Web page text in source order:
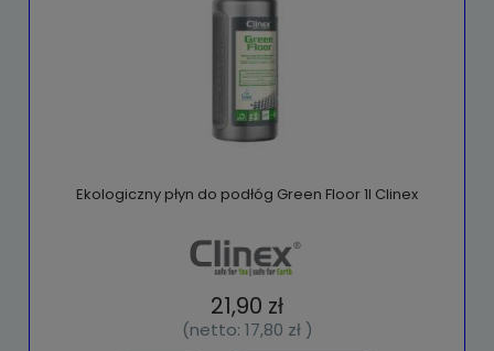
Ekologiczny płyn do podłóg Green Floor 1l Clinex
21,90 zł
(netto: 17,80 zł)